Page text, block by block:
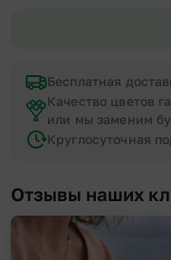
Бесплатная
Качество цветов
или мы заменим
Круглосуточная
Отзывы наших